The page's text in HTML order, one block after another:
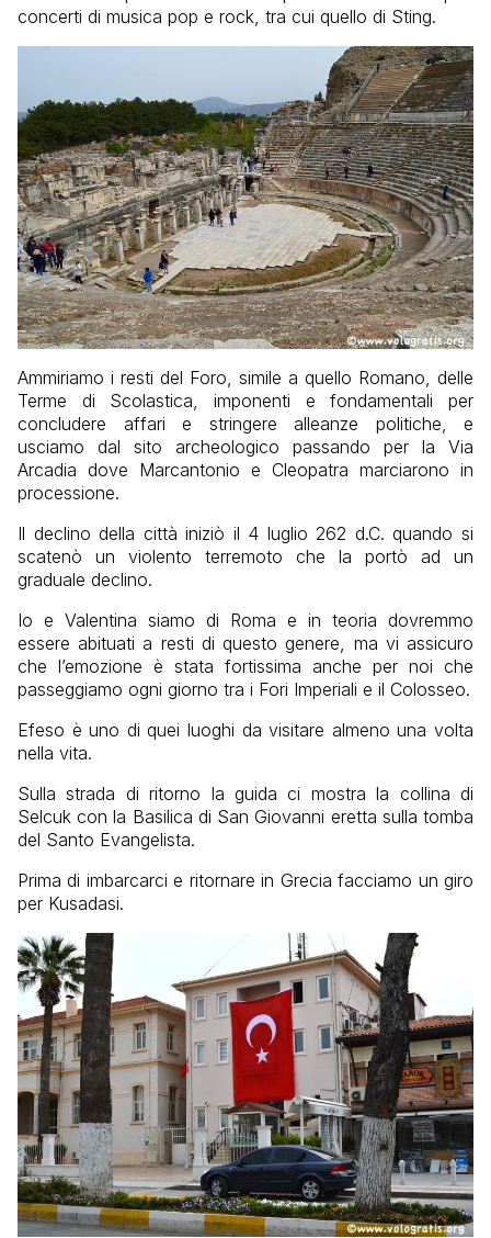
concerti di musica pop e rock, tra cui quello di Sting.
Ammiriamo i resti del Foro, simile a quello Romano, delle
Terme di Scolastica, imponenti e fondamentali per
concludere affari e stringere alleanze politiche, e
usciamo dal sito archeologico passando per la Via
Arcadia dove Marcantonio e Cleopatra marciarono in
processione.
Il declino della città iniziò il 4 luglio 262 d.C. quando si
scatenò un violento terremoto che la portò ad un
graduale declino.
Io e Valentina siamo di Roma e in teoria dovremmo
essere abituati a resti di questo genere, ma vi assicuro
che l’emozione è stata fortissima anche per noi che
passeggiamo ogni giorno tra i Fori Imperiali e il Colosseo.
Efeso è uno di quei luoghi da visitare almeno una volta
nella vita.
Sulla strada di ritorno la guida ci mostra la collina di
Selcuk con la Basilica di San Giovanni eretta sulla tomba
del Santo Evangelista.
Prima di imbarcarci e ritornare in Grecia facciamo un giro
per Kusadasi.